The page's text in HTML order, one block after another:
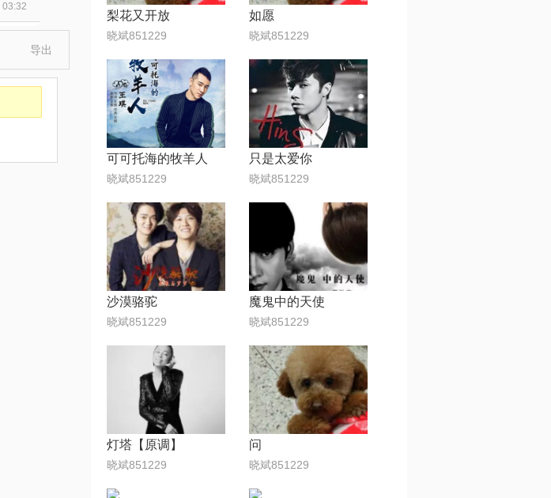
03:32
导出
梨花又开放
晓斌851229
如愿
晓斌851229
可可托海的牧羊人
晓斌851229
只是太爱你
晓斌851229
沙漠骆驼
晓斌851229
魔鬼中的天使
晓斌851229
灯塔【原调】
晓斌851229
问
晓斌851229